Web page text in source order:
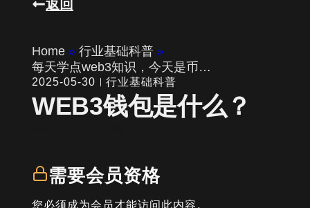
返回
Home » 行业基础科普 »
每天学点web3知识，今天是币…
2025-05-30 行业基础科普
WEB3钱包是什么？
需要会员资格
您必须成为会员才能访问此内容。